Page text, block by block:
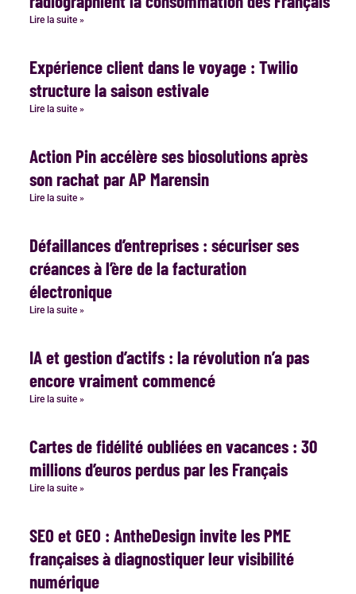
Lire la suite »
Expérience client dans le voyage : Twilio
structure la saison estivale
Lire la suite »
Action Pin accélère ses biosolutions après
son rachat par AP Marensin
Lire la suite »
Défaillances d’entreprises : sécuriser ses
créances à l’ère de la facturation
électronique
Lire la suite »
IA et gestion d’actifs : la révolution n’a pas
encore vraiment commencé
Lire la suite »
Cartes de fidélité oubliées en vacances : 30
millions d’euros perdus par les Français
Lire la suite »
SEO et GEO : AntheDesign invite les PME
françaises à diagnostiquer leur visibilité
numérique